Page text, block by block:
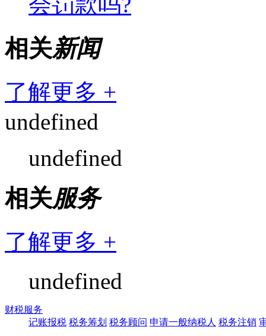
相关新闻
了解更多 +
undefined
undefined
相关服务
了解更多 +
undefined
财税服务
记账报税 税务筹划 税务顾问 申请一般纳税人 税务注销